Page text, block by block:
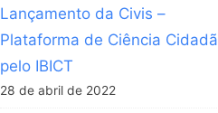
Lançamento da Civis –
Plataforma de Ciência Cidadã
pelo IBICT
28 de abril de 2022